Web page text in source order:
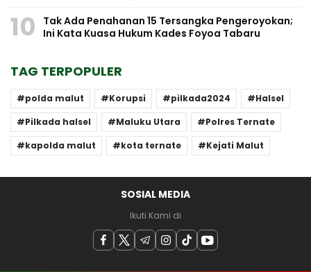
10
Tak Ada Penahanan 15 Tersangka Pengeroyokan;
Ini Kata Kuasa Hukum Kades Foyoa Tabaru
TAG TERPOPULER
polda malut Korupsi pilkada2024
Halsel
Pilkada halsel
Maluku Utara
Polres Ternate
kapolda malut
kota ternate Kejati Malut
SOSIAL MEDIA
Ikuti Kami di